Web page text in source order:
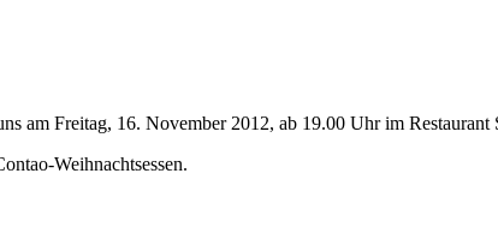
am Freitag, 16. November 2012, ab 19.00 Uhr im
Weihnachtsessen.